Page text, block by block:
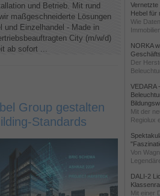
und Betrieb. Mit rund
maßgeschneiderte Lösungen
und Einzelhandel - Made in
City (m/w/d)
ab sofort ...
Group gestalten
Standards
Hebel für
Wie
NORKA
Der
VEDARA
Mit der
Regiolux
Von
DALI-2
Mit einer